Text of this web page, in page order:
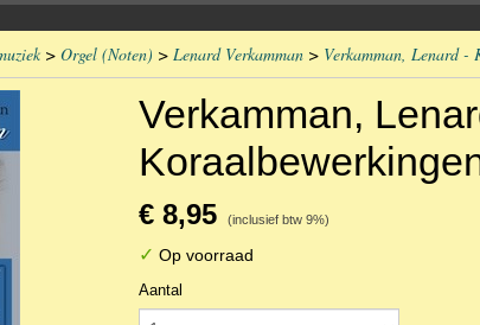
> Orgel (Noten) > Lenard Verkamman > Verkamman, Lenard -
Verkamman,
€ 8,95 (inclusief btw 9%)
✓ Op voorraad
Aantal